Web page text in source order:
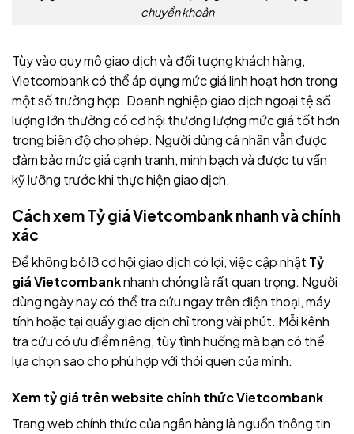
chuyển khoản
Tùy vào quy mô giao dịch và đối tượng khách hàng,
Vietcombank có thể áp dụng mức giá linh hoạt hơn trong
một số trường hợp. Doanh nghiệp giao dịch ngoại tệ số
lượng lớn thường có cơ hội thương lượng mức giá tốt hơn
trong biên độ cho phép. Người dùng cá nhân vẫn được
đảm bảo mức giá cạnh tranh, minh bạch và được tư vấn
kỹ lưỡng trước khi thực hiện giao dịch.
Cách xem Tỷ giá Vietcombank nhanh và chính
xác
Để không bỏ lỡ cơ hội giao dịch có lợi, việc cập nhật Tỷ
giá Vietcombanknhanh chóng là rất quan trọng. Người
dùng ngày nay có thể tra cứu ngay trên điện thoại, máy
tính hoặc tại quầy giao dịch chỉ trong vài phút. Mỗi kênh
tra cứu có ưu điểm riêng, tùy tình huống mà bạn có thể
lựa chọn sao cho phù hợp với thói quen của mình.
Xem tỷ giá trên website chính thức Vietcombank
Trang web chính thức của ngân hàng là nguồn thông tin